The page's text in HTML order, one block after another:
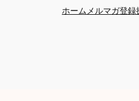
ホームメルマガ登録